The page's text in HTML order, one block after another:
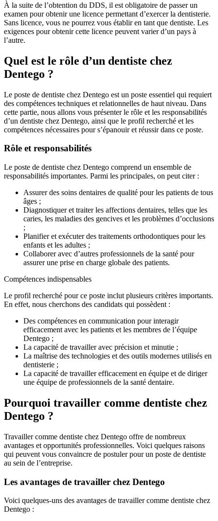
À la suite de l’obtention du DDS, il est obligatoire de passer un
examen pour obtenir une licence permettant d’exercer la dentisterie.
Sans licence, vous ne pourrez vous établir en tant que dentiste. Les
exigences pour obtenir cette licence peuvent varier d’un pays à
l’autre.
Quel est le rôle d’un dentiste chez
Dentego ?
Le poste de dentiste chez Dentego est un poste essentiel qui requiert
des compétences techniques et relationnelles de haut niveau. Dans
cette partie, nous allons vous présenter le rôle et les responsabilités
d’un dentiste chez Dentego, ainsi que le profil recherché et les
compétences nécessaires pour s’épanouir et réussir dans ce poste.
Rôle et responsabilités
Le poste de dentiste chez Dentego comprend un ensemble de
responsabilités importantes. Parmi les principales, on peut citer :
Assurer des soins dentaires de qualité pour les patients de tous
âges ;
Diagnostiquer et traiter les affections dentaires, telles que les
caries, les maladies des gencives et les problèmes d’occlusions
;
Planifier et exécuter des traitements orthodontiques pour les
enfants et les adultes ;
Collaborer avec d’autres professionnels de la santé pour
assurer une prise en charge globale des patients.
Compétences indispensables
Le profil recherché pour ce poste inclut plusieurs critères importants.
En effet, nous cherchons des candidats qui possèdent :
Des compétences en communication pour interagir
efficacement avec les patients et les membres de l’équipe
Dentego ;
La capacité de travailler avec précision et minutie ;
La maîtrise des technologies et des outils modernes utilisés en
dentisterie ;
La capacité de travailler efficacement en équipe et de diriger
une équipe de professionnels de la santé dentaire.
Pourquoi travailler comme dentiste chez
Dentego ?
Travailler comme dentiste chez Dentego offre de nombreux
avantages et opportunités professionnelles. Voici quelques raisons
qui peuvent vous convaincre de postuler pour un poste de dentiste
au sein de l’entreprise.
Les avantages de travailler chez Dentego
Voici quelques-uns des avantages de travailler comme dentiste chez
Dentego :